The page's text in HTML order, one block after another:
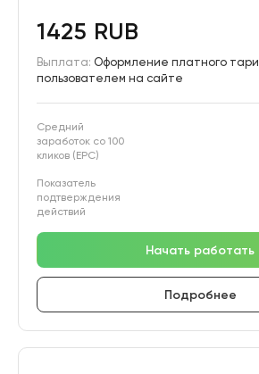
1425 RUB
Выплата: Оформление платного
пользователем на сайте
Средний
заработок со 100
кликов (EPC)
Показатель
подтверждения
действий
Начать работать
Подробнее